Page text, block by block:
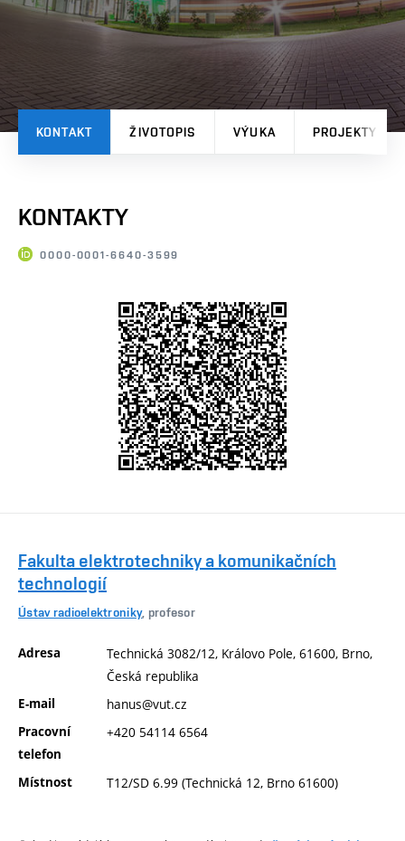
KONTAKT ŽIVOTOPIS VÝUKA PROJEKTY
KONTAKTY
0000-0001-6640-3599
Fakulta elektrotechniky a komunikačních
technologií
Ústav radioelektroniky, profesor
Adresa
Technická 3082/12, Královo Pole, 61600, Brno,
Česká republika
E-mail hanus@vut.cz
Pracovní
telefon
+420 54114 6564
Místnost T12/SD 6.99 (Technická 12, Brno 61600)